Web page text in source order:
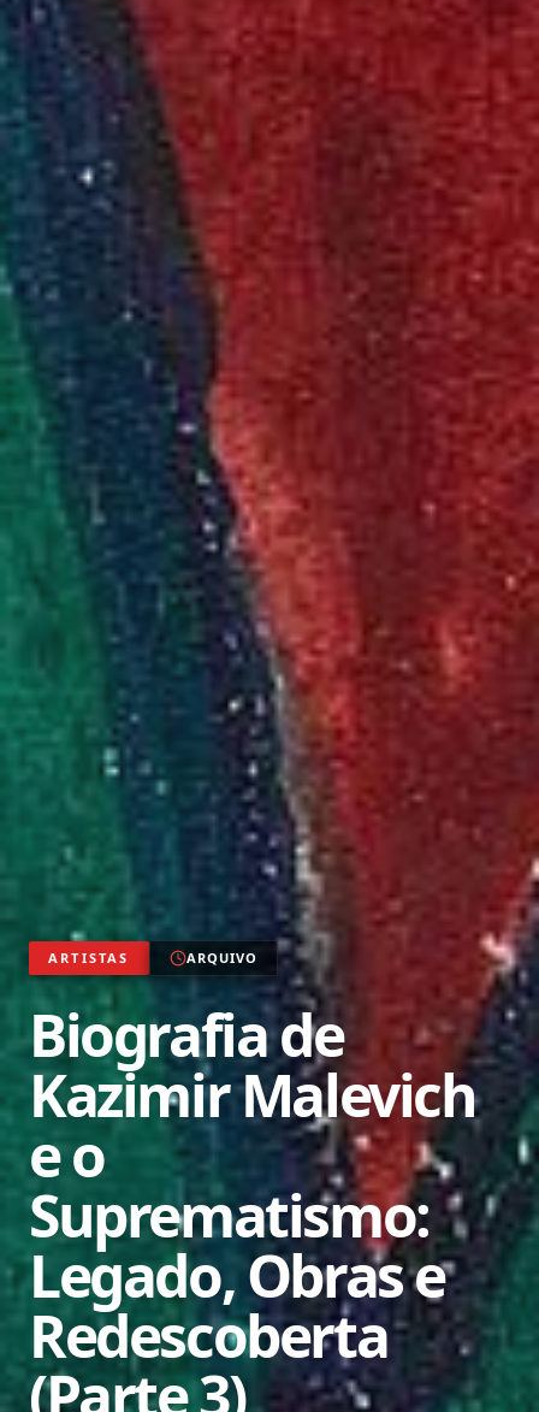
ARTISTAS ARQUIVO
Biografia de
Kazimir Malevich
e o
Suprematismo:
Legado, Obras e
Redescoberta
(Parte 3)